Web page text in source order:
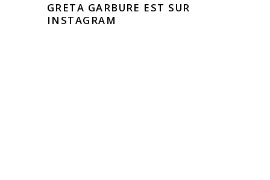
GRETA GARBURE EST SUR
INSTAGRAM